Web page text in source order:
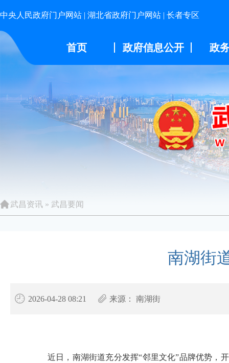
中央人民政府门户网站 | 湖北省政府门户网站 | 长者专区
首页 政府信息公开 政
武昌资讯 » 武昌要闻
南湖街
2026-04-28 08:21 来源： 南湖街
近日，南湖街道充分发挥“邻里文化”品牌优势，